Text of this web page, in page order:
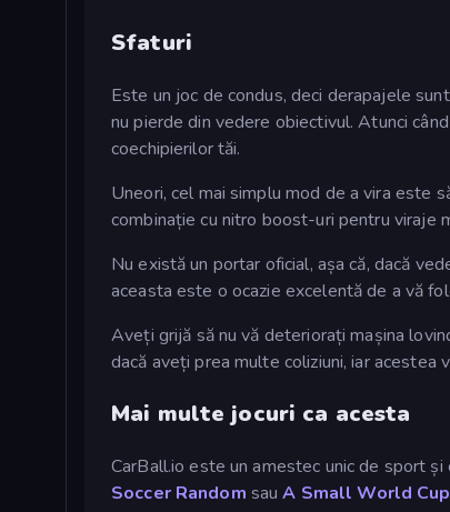
Sfaturi
Este un joc de condus, deci derapajele
nu pierde din vedere obiectivul. Atunci
coechipierilor tăi.
Uneori, cel mai simplu mod de a vira este
combinație cu nitro boost-uri pentru viraje
Nu există un portar oficial, așa că, dacă
aceasta este o ocazie excelentă de a vă
Aveți grijă să nu vă deteriorați mașina
dacă aveți prea multe coliziuni, iar acestea
Mai multe jocuri ca acesta
CarBall.io este un amestec unic de sport și
Soccer Random sauA Small World Cup